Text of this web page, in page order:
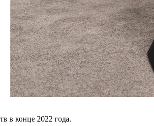
в конце 2022 года.